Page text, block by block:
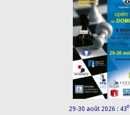
29-30 août 2026 : 43e